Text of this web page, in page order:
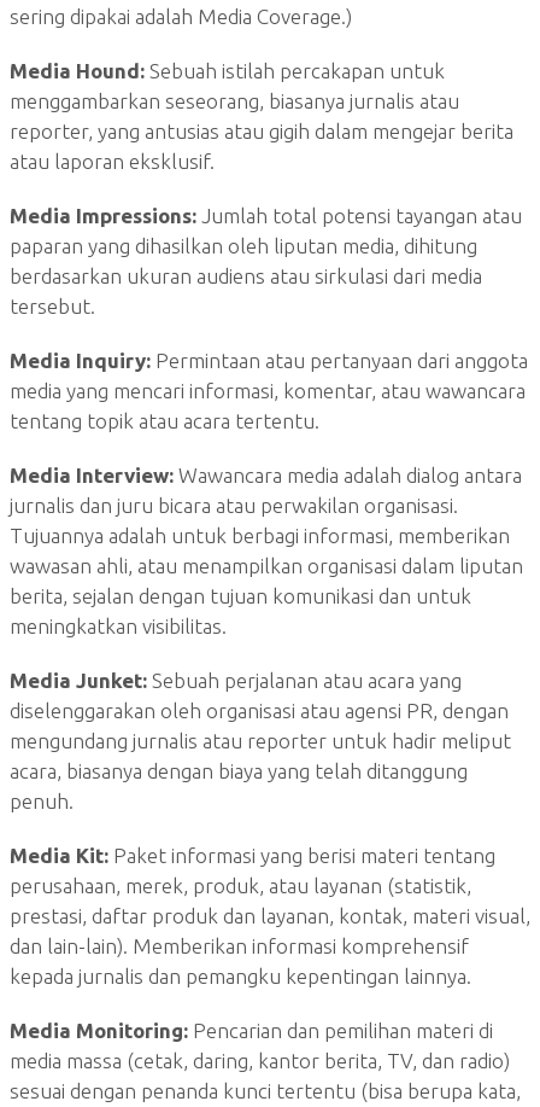
sering dipakai adalah Media Coverage.)
Media Hound: Sebuah istilah percakapan untuk
menggambarkan seseorang, biasanya jurnalis atau
reporter, yang antusias atau gigih dalam mengejar berita
atau laporan eksklusif.
Media Impressions: Jumlah total potensi tayangan atau
paparan yang dihasilkan oleh liputan media, dihitung
berdasarkan ukuran audiens atau sirkulasi dari media
tersebut.
Media Inquiry: Permintaan atau pertanyaan dari anggota
media yang mencari informasi, komentar, atau wawancara
tentang topik atau acara tertentu.
Media Interview: Wawancara media adalah dialog antara
jurnalis dan juru bicara atau perwakilan organisasi.
Tujuannya adalah untuk berbagi informasi, memberikan
wawasan ahli, atau menampilkan organisasi dalam liputan
berita, sejalan dengan tujuan komunikasi dan untuk
meningkatkan visibilitas.
Media Junket: Sebuah perjalanan atau acara yang
diselenggarakan oleh organisasi atau agensi PR, dengan
mengundang jurnalis atau reporter untuk hadir meliput
acara, biasanya dengan biaya yang telah ditanggung
penuh.
Media Kit: Paket informasi yang berisi materi tentang
perusahaan, merek, produk, atau layanan (statistik,
prestasi, daftar produk dan layanan, kontak, materi visual,
dan lain-lain). Memberikan informasi komprehensif
kepada jurnalis dan pemangku kepentingan lainnya.
Media Monitoring: Pencarian dan pemilihan materi di
media massa (cetak, daring, kantor berita, TV, dan radio)
sesuai dengan penanda kunci tertentu (bisa berupa kata,